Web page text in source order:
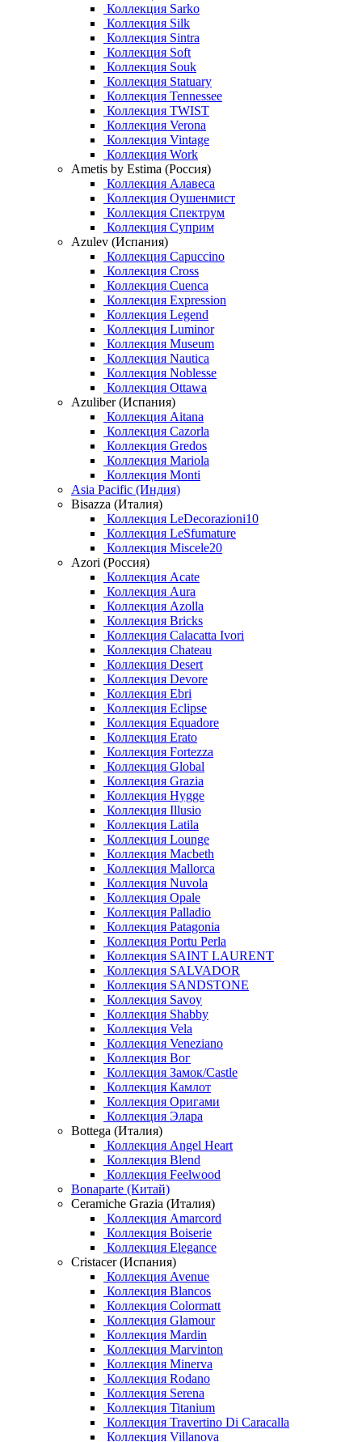
Коллекция Sarko
Коллекция Silk
Коллекция Sintra
Коллекция Soft
Коллекция Souk
Коллекция Statuary
Коллекция Tennessee
Коллекция TWIST
Коллекция Verona
Коллекция Vintage
Коллекция Work
Ametis by Estima (Россия)
Коллекция Алавеса
Коллекция Оушенмист
Коллекция Спектрум
Коллекция Суприм
Azulev (Испания)
Коллекция Capuccino
Коллекция Cross
Коллекция Cuenca
Коллекция Expression
Коллекция Legend
Коллекция Luminor
Коллекция Museum
Коллекция Nautica
Коллекция Noblesse
Коллекция Ottawa
Azuliber (Испания)
Коллекция Aitana
Коллекция Cazorla
Коллекция Gredos
Коллекция Mariola
Коллекция Monti
Asia Pacific (Индия)
Bisazza (Италия)
Коллекция LeDecorazioni10
Коллекция LeSfumature
Коллекция Miscele20
Azori (Россия)
Коллекция Acate
Коллекция Aura
Коллекция Azolla
Коллекция Bricks
Коллекция Calacatta Ivori
Коллекция Chateau
Коллекция Desert
Коллекция Devore
Коллекция Ebri
Коллекция Eclipse
Коллекция Equadore
Коллекция Erato
Коллекция Fortezza
Коллекция Global
Коллекция Grazia
Коллекция Hygge
Коллекция Illusio
Коллекция Latila
Коллекция Lounge
Коллекция Macbeth
Коллекция Mallorca
Коллекция Nuvola
Коллекция Opale
Коллекция Palladio
Коллекция Patagonia
Коллекция Portu Perla
Коллекция SAINT LAURENT
Коллекция SALVADOR
Коллекция SANDSTONE
Коллекция Savoy
Коллекция Shabby
Коллекция Vela
Коллекция Veneziano
Коллекция Вог
Коллекция Замок/Castle
Коллекция Камлот
Коллекция Оригами
Коллекция Элара
Bottega (Италия)
Коллекция Angel Heart
Коллекция Blend
Коллекция Feelwood
Bonaparte (Китай)
Ceramiche Grazia (Италия)
Коллекция Amarcord
Коллекция Boiserie
Коллекция Elegance
Cristacer (Испания)
Коллекция Avenue
Коллекция Blancos
Коллекция Colormatt
Коллекция Glamour
Коллекция Mardin
Коллекция Marvinton
Коллекция Minerva
Коллекция Rodano
Коллекция Serena
Коллекция Titanium
Коллекция Travertino Di Caracalla
Коллекция Villanova